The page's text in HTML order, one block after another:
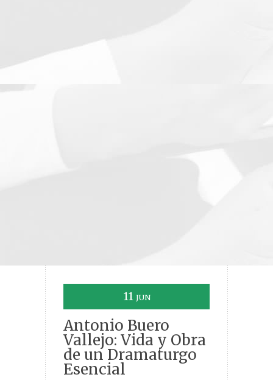
11 JUN
Antonio Buero
Vallejo: Vida y Obra
de un Dramaturgo
Esencial